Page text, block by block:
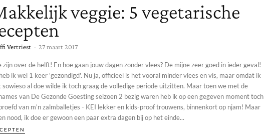
veggie: 5 vegetarische
Vertriest - 27 maart 2017
zijn over de helft! En hoe gaan jouw dagen zonder vlees? De mijne zeer goed in ieder geval!
ik wel 1 keer 'gezondigd'. Nu ja, officieel is het vooral minder vlees en vis, maar omdat ik
sowieso al doe wilde ik toch graag de volledige periode uitzitten. Maar toen we met de
van De Gezonde Goesting seizoen 2 bezig waren heb ik op een gegeven moment toch
van m'n zalmballetjes - KEI lekker en kids-proof trouwens, binnenkort op njam! Maar
nood, ik doe er gewoon een paar extra dagen bij op het einde...